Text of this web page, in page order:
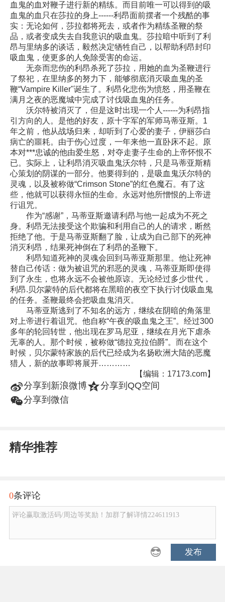
血鬼的血对鞭子进行新的精练。而目前唯一可以得到的吸
血鬼的血只在莎拉的身上------利昂面前摆者一个残酷的事
实：无论如何，莎拉都将死去，或者作为精练圣鞭的祭
品，或者变成失去自我意识的吸血鬼。莎拉暗中听到了利
昂与里纳多的谈话，毅然决定牺牲自己，以帮助利昂封印
吸血鬼，使更多的人免除受害的命运。
无奈而悲伤的利昂杀死了莎拉，用她的血为圣鞭进行
了祭祀，在里纳多的努力下，能够彻底消灭吸血鬼的圣
鞭“Vampire Killer"诞生了。利昂化悲伤为愤怒，用圣鞭在
满月之夜的恶魔城中完成了讨伐吸血鬼的任务。
沃尔特被消灭了，但是这时出现一个人------为利昂指
引方向的人。是他的好友，原十字军的军师马蒂亚斯。1
年之前，他从战场归来，却听到了心爱的妻子，伊丽莎白
病亡的噩耗。由于伤心过度，一年来他一直卧床不起。原
本对***忠诚的他由爱生怒，对夺走妻子生命的上帝怀恨不
已。实际上，让利昂消灭吸血鬼沃尔特，只是马蒂亚斯精
心策划的阴谋的一部分。他要得到的，是吸血鬼沃尔特的
灵魂，以及被称做“Crimson Stone”的红色魔石。有了这
些，他就可以获得永恒的生命。永远对他所憎恨的上帝进
行诅咒。
作为“感谢”，马蒂亚斯邀请利昂与他一起成为不死之
身。利昂无法接受这个欺骗和利用自己的人的请求，断然
拒绝了他。于是马蒂亚斯翻了脸，让成为自己部下的死神
消灭利昂，结果死神倒在了利昂的圣鞭下。
利昂知道死神的灵魂会回到马蒂亚斯那里。他让死神
替自己传话：做为被诅咒的邪恶的灵魂，马蒂亚斯即使得
到了永生，也将永远不会被他原谅。无论经过多少世代，
利昂.贝尔蒙特的后代都将在黑暗的夜空下执行讨伐吸血鬼
的任务。圣鞭最终会把吸血鬼消灭。
马蒂亚斯逃到了不知名的远方，继续在阴暗的角落里
对上帝进行着诅咒。他自称“午夜的吸血鬼之王”。经过300
多年的轮回转世，他出现在罗马尼亚，继续在月光下虐杀
无辜的人。那个时候，被称做“德拉克拉伯爵”。而在这个
时候，贝尔蒙特家族的后代已经成为名扬欧洲大陆的恶魔
猎人，新的故事即将展开…………
【编辑：17173.com】
t分享到新浪微博z分享到QQ空间
w分享到微信
精华推荐
0条评论
评论赢取激活码/周边等奖励！加群了解详情224611913
发布